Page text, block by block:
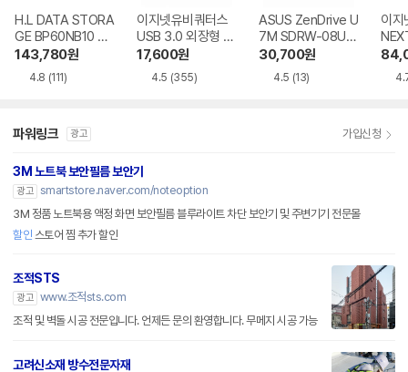
H.L DATA STORA
GE BP60NB10 블
루레이 외장ODD
143,780원
4.8 (111)
이지넷유비쿼터스
USB 3.0 외장형 D
VD-RW NEXT-20
0DVD-RW
17,600원
4.5 (355)
ASUS ZenDrive U
7M SDRW-08U7
M-U-B
30,700원
4.5 (13)
이지
BR
파워링크 광고 가입신청
3M 노트북 보안필름 보안기
광고 smartstore.naver.com/noteoption
3M 정품 노트북용 액정 화면 보안필름 블루라이트 차단 보안기 및 주변기기 전문몰
할인 스토어 찜 추가 할인
조적STS
광고 www.조적sts.com
조적 및 벽돌 시공 전문입니다. 언제든 문의 환영합니다. 무메지 시공 가능
고려신소재 방수전문자재